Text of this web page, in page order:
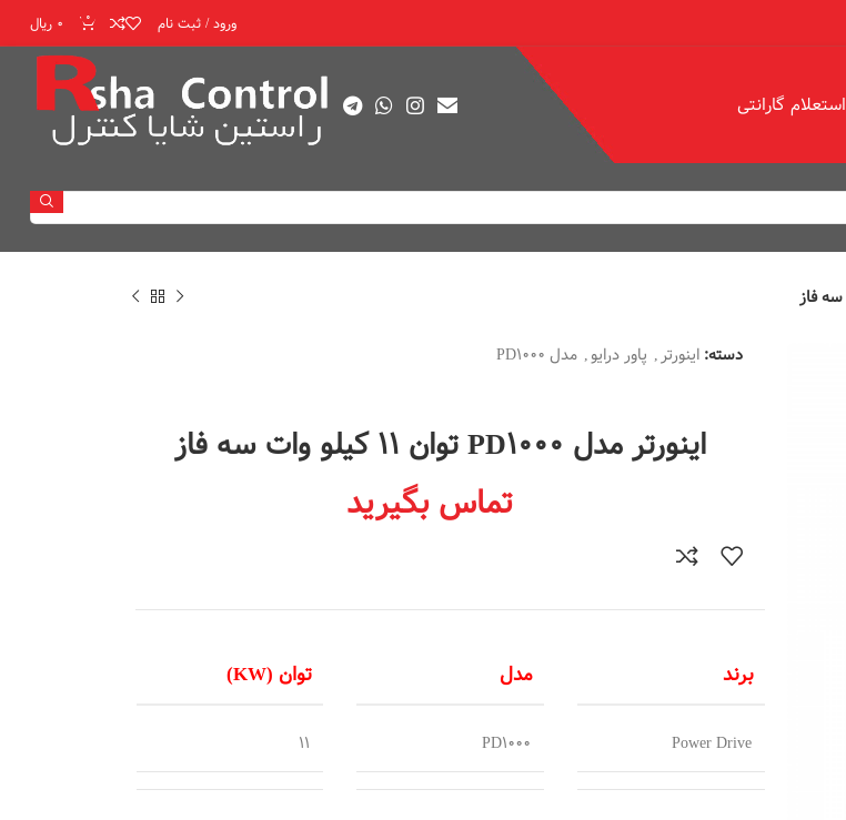
ورود / ثبت نام 0 ۰ ریال
استعلام گارانتی
دسته: اینورتر, پاور درایو, مدل PD1000
اینورتر مدل PD1000 توان 11 کیلو وات سه فاز
تماس بگیرید
برند
Power Drive
مدل
PD1000
توان (KW)
11